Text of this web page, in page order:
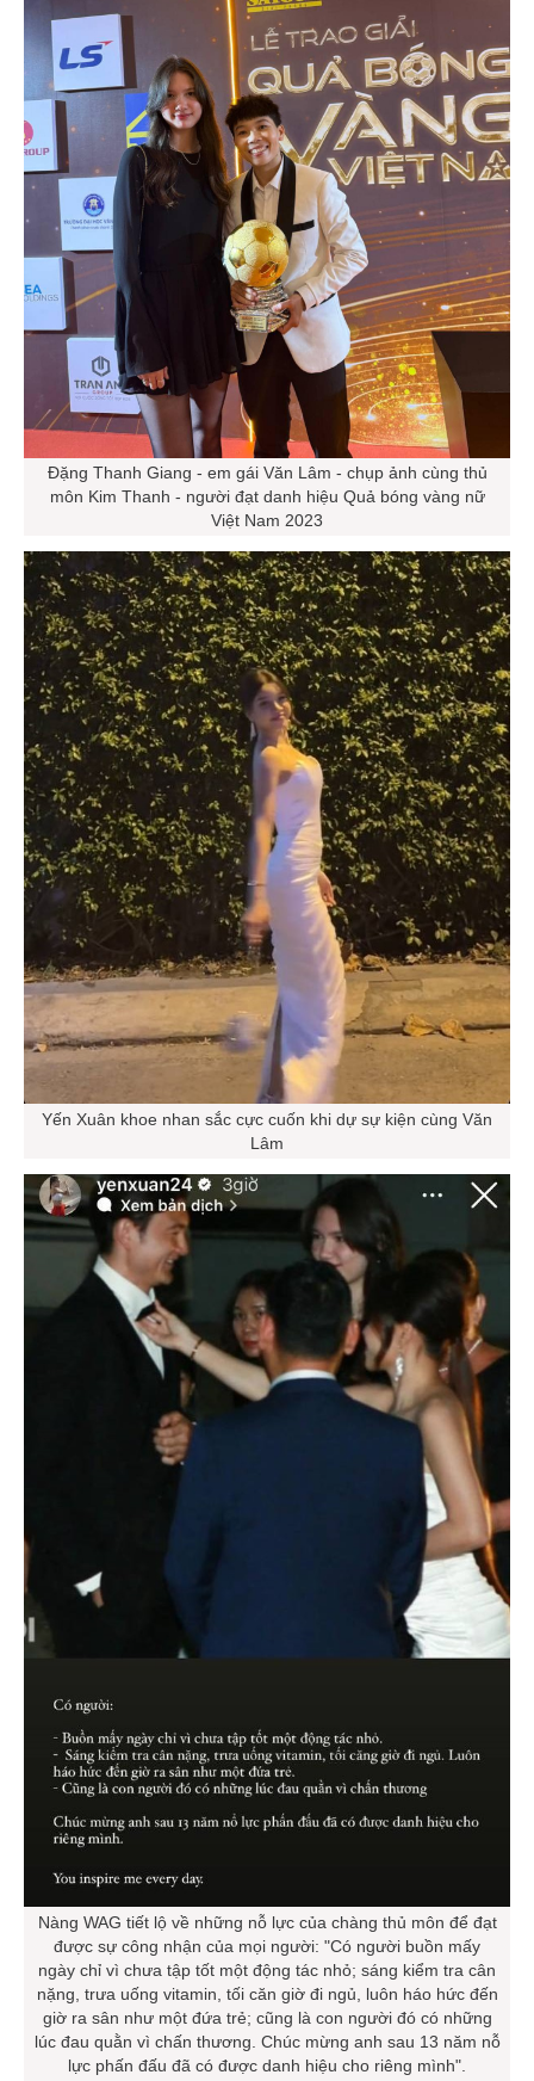
Đặng Thanh Giang - em gái Văn Lâm - chụp ảnh cùng thủ
môn Kim Thanh - người đạt danh hiệu Quả bóng vàng nữ
Việt Nam 2023
Yến Xuân khoe nhan sắc cực cuốn khi dự sự kiện cùng Văn
Lâm
Nàng WAG tiết lộ về những nỗ lực của chàng thủ môn để đạt
được sự công nhận của mọi người: "Có người buồn mấy
ngày chỉ vì chưa tập tốt một động tác nhỏ; sáng kiểm tra cân
nặng, trưa uống vitamin, tối căn giờ đi ngủ, luôn háo hức đến
giờ ra sân như một đứa trẻ; cũng là con người đó có những
lúc đau quằn vì chấn thương. Chúc mừng anh sau 13 năm nỗ
lực phấn đấu đã có được danh hiệu cho riêng mình".